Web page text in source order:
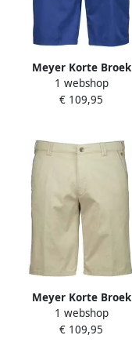
Meyer Korte Broek
4069079387852
1 webshop
€ 109,95
Meyer Korte Broek
4069079271625
1 webshop
€ 109,95